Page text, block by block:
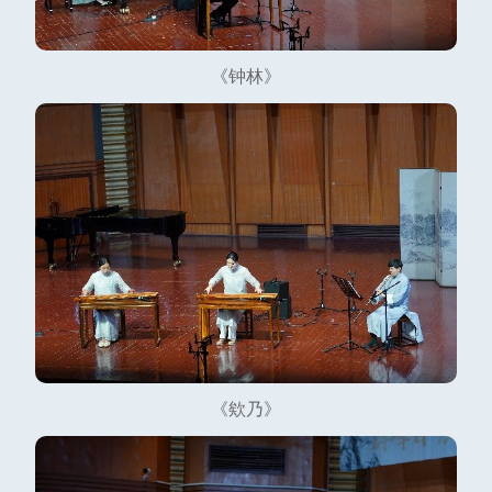
《钟林》
《欸乃》